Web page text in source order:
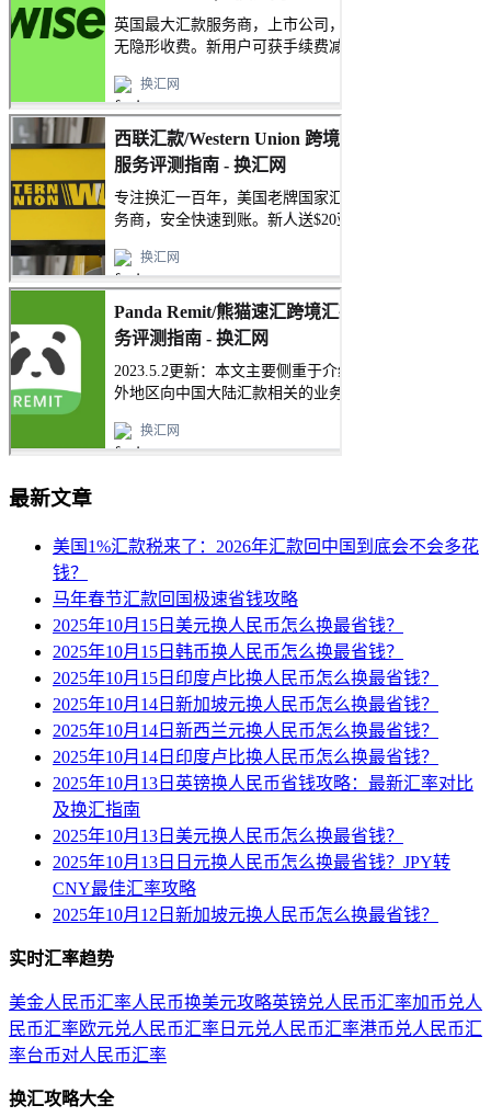
最新文章
美国1%汇款税来了：2026年汇款回中国到底会不会多花
钱？
马年春节汇款回国极速省钱攻略
2025年10月15日美元换人民币怎么换最省钱？
2025年10月15日韩币换人民币怎么换最省钱？
2025年10月15日印度卢比换人民币怎么换最省钱？
2025年10月14日新加坡元换人民币怎么换最省钱？
2025年10月14日新西兰元换人民币怎么换最省钱？
2025年10月14日印度卢比换人民币怎么换最省钱？
2025年10月13日英镑换人民币省钱攻略：最新汇率对比
及换汇指南
2025年10月13日美元换人民币怎么换最省钱？
2025年10月13日日元换人民币怎么换最省钱？JPY转
CNY最佳汇率攻略
2025年10月12日新加坡元换人民币怎么换最省钱？
实时汇率趋势
美金人民币汇率人民币换美元攻略英镑兑人民币汇率加币兑人
民币汇率欧元兑人民币汇率 日元兑人民币汇率港币兑人民币汇
率台币对人民币汇率
换汇攻略大全